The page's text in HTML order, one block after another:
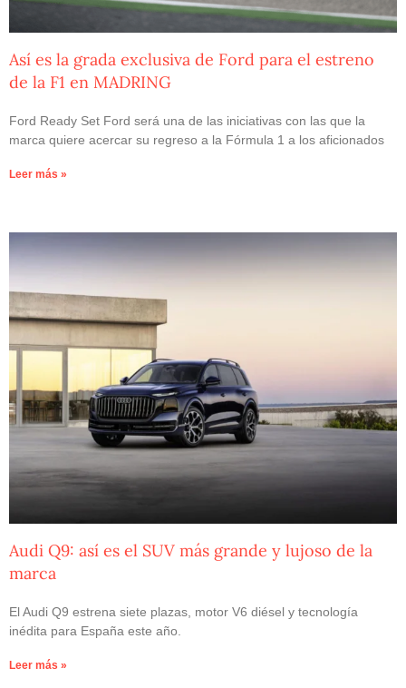
Así es la grada exclusiva de Ford para el estreno
de la F1 en MADRING
Ford Ready Set Ford será una de las iniciativas con las que la
marca quiere acercar su regreso a la Fórmula 1 a los aficionados
Leer más »
Audi Q9: así es el SUV más grande y lujoso de la
marca
El Audi Q9 estrena siete plazas, motor V6 diésel y tecnología
inédita para España este año.
Leer más »